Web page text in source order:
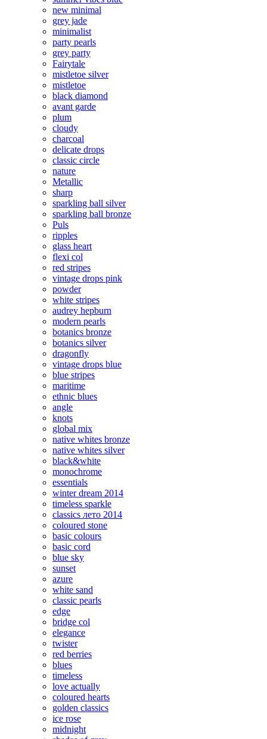
new minimal
grey jade
minimalist
party pearls
grey party
Fairytale
mistletoe silver
mistletoe
black diamond
avant garde
plum
cloudy
charcoal
delicate drops
classic circle
nature
Metallic
sharp
sparkling ball silver
sparkling ball bronze
Puls
ripples
glass heart
flexi col
red stripes
vintage drops pink
powder
white stripes
audrey hepburn
modern pearls
botanics bronze
botanics silver
dragonfly
vintage drops blue
blue stripes
maritime
ethnic blues
angle
knots
global mix
native whites bronze
native whites silver
black&white
monochrome
essentials
winter dream 2014
timeless sparkle
classics лето 2014
coloured stone
basic colours
basic cord
blue sky
sunset
azure
white sand
classic pearls
edge
bridge col
elegance
twister
red berries
blues
timeless
love actually
coloured hearts
golden classics
ice rose
midnight